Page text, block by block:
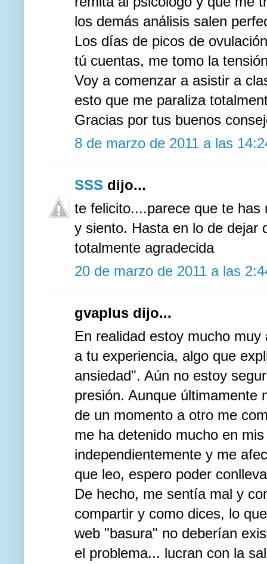
los demás análisis salen
Los días de picos de
tú cuentas, me tomo la
Voy a comenzar a asistir a
esto que me paraliza
Gracias por tus buenos
8 de marzo de 2011 a las
SSS dijo...
te felicito....parece que te
y siento. Hasta en lo de dejar
totalmente agradecida
20 de marzo de 2011 a las
gvaplus dijo...
En realidad estoy mucho
a tu experiencia, algo que
ansiedad". Aún no estoy
presión. Aunque últimamente
de un momento a otro me
me ha detenido mucho en
independientemente y me
que leo, espero poder
De hecho, me sentía mal y
compartir y como dices, lo
web "basura" no deberían
el problema... lucran con la